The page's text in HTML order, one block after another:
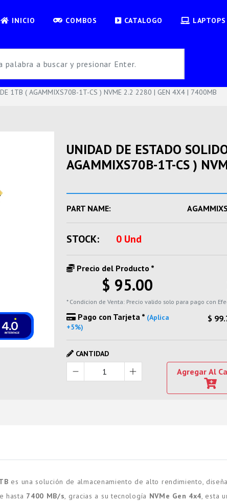
INICIO COMBOS CATALOGO LAPTOPS
1TB ( AGAMMIXS70B-1T-CS ) NVME 2.2 2280 | GEN 4X4 | 7400MB
UNIDAD DE ESTADO
AGAMMIXS70B-1T-CS )
PART NAME:
STOCK: 0 Und
Precio del Producto *
$ 95.00
* Condicion de Venta: Precio valido solo para pago con
Pago con Tarjeta * (Aplica
+5%)
$
CANTIDAD
Agregar Al
es una solución de almacenamiento de alto rendimiento,
hasta 7400 MB/s, gracias a su tecnología NVMe Gen 4x4, esta